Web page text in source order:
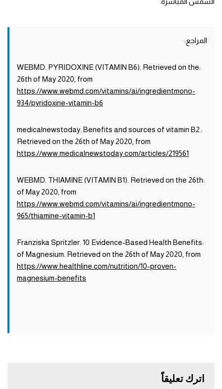
المراجع:
:WEBMD. PYRIDOXINE (VITAMIN B6). Retrieved on the
26th of May 2020, from
https://www.webmd.com/vitamins/ai/ingredientmono-
934/pyridoxine-vitamin-b6
:medicalnewstoday. Benefits and sources of vitamin B2.
Retrieved on the 26th of May 2020, from
https://www.medicalnewstoday.com/articles/219561
:WEBMD. THIAMINE (VITAMIN B1). Retrieved on the 26th
of May 2020, from
https://www.webmd.com/vitamins/ai/ingredientmono-
965/thiamine-vitamin-b1
:Franziska Spritzler. 10 Evidence-Based Health Benefits
of Magnesium. Retrieved on the 26th of May 2020, from
https://www.healthline.com/nutrition/10-proven-
magnesium-benefits
اترك تعليقاً